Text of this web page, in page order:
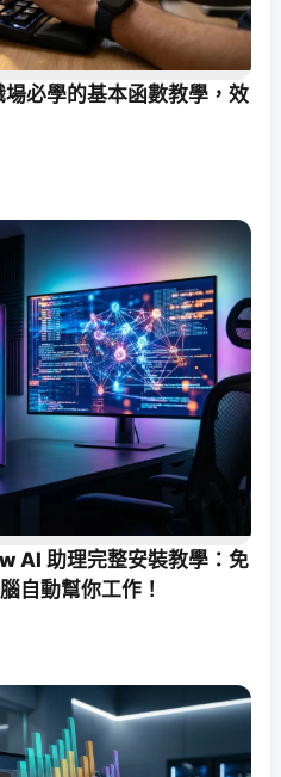
必學的基本函數教學，效
AI 助理完整安裝教學：免
自動幫你工作！